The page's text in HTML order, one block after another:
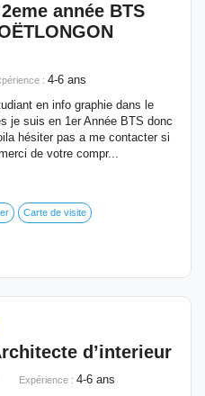
année BTS
: 4-6 ans
en info graphie dans le
je suis en 1er Année BTS donc
hésiter pas a me contacter si
de votre compr...
Carte de visite
d’interieur
Expérience : 4-6 ans